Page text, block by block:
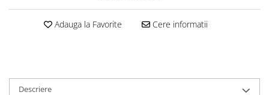
Adauga la Favorite Cere informatii
Descriere